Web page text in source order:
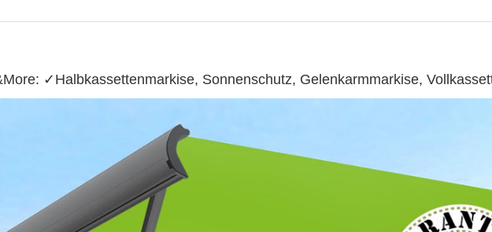
✓Halbkassettenmarkise, Sonnenschutz, Gelenkarmmarkise,